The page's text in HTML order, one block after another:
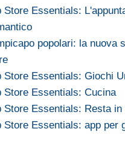
Store Essentials:
popolari: la nuova
Store Essentials: Giochi
Store Essentials: Cucina
Store Essentials: Resta in
Store Essentials: app per